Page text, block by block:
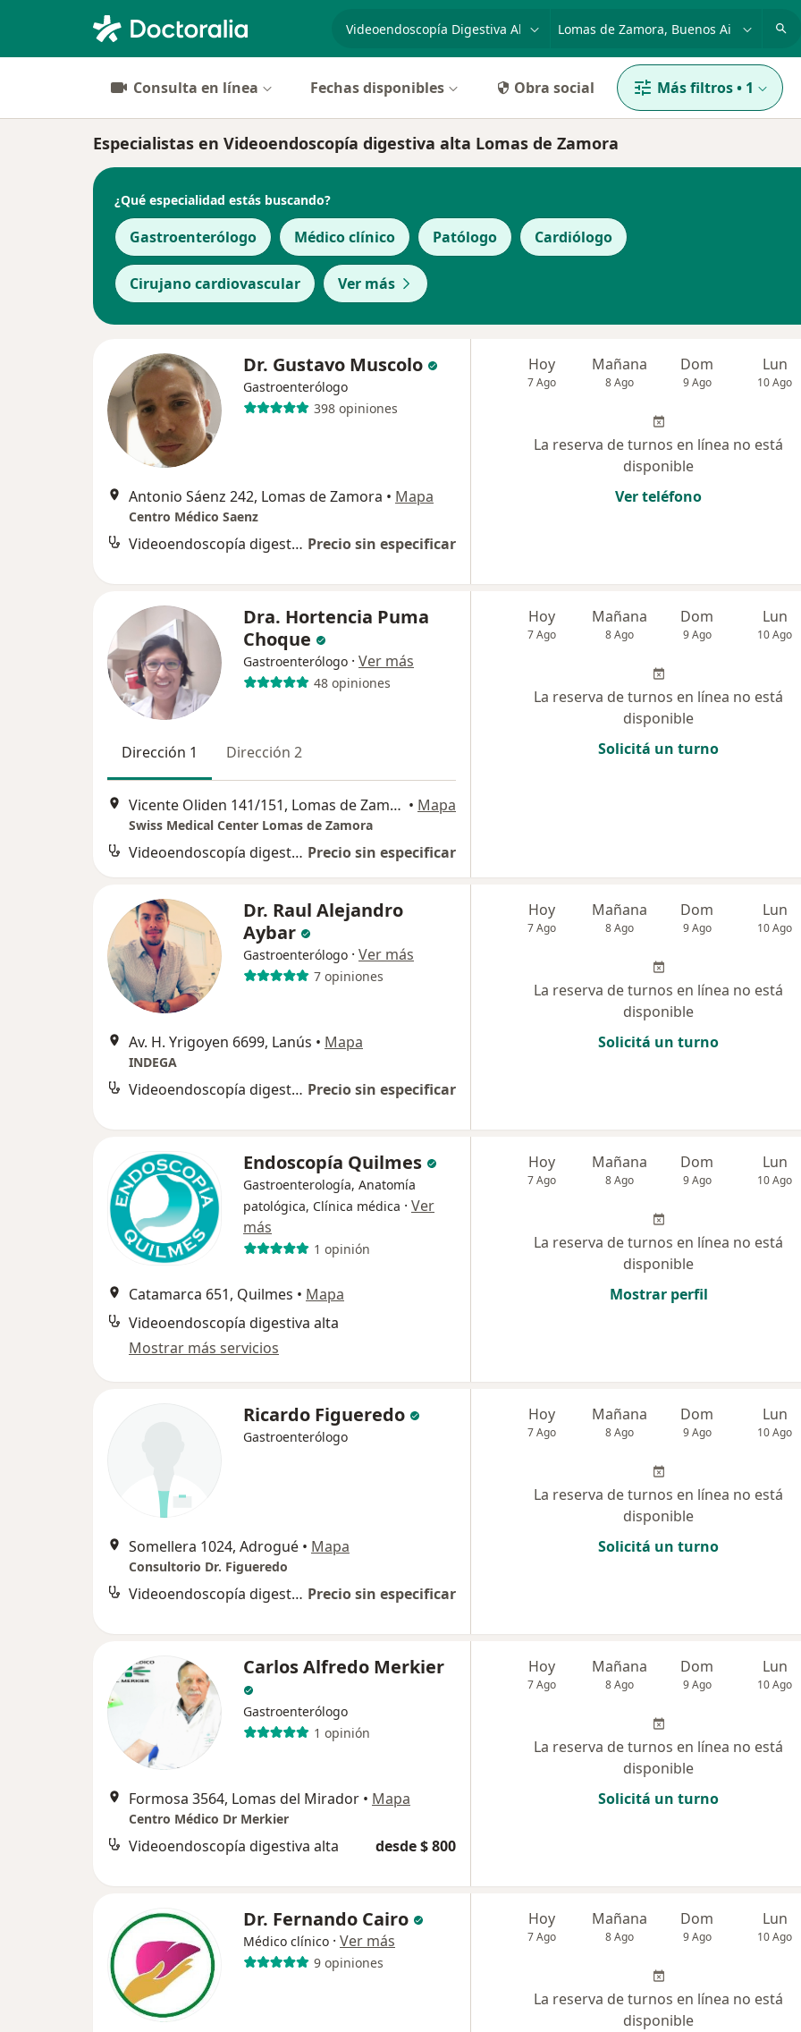
especialidad, enfermedad o nombre
Consulta en línea Fechas disponibles Obra social Más filtros• 1
Especialistas en Videoendoscopía digestiva alta Lomas de Zamora
¿Qué especialidad estás buscando?
Gastroenterólogo Médico clínico Patólogo Cardiólogo
Cirujano cardiovascular Ver más
Dr. Gustavo Muscolo
Gastroenterólogo
398 opiniones
Antonio Sáenz 242, Lomas de Zamora • Mapa
Centro Médico Saenz
Videoendoscopía digestiva alta Precio sin especificar
Hoy
7 Ago
Mañana
8 Ago
Dom
9 Ago
Lun
10 Ago
La reserva de turnos en línea no está
disponible
Ver teléfono
Dra. Hortencia Puma
Choque
Gastroenterólogo · Ver más
48 opiniones
Dirección 1 Dirección 2
Vicente Oliden 141/151, Lomas de Zamora • Mapa
Swiss Medical Center Lomas de Zamora
Videoendoscopía digestiva alta Precio sin especificar
Hoy
7 Ago
Mañana
8 Ago
Dom
9 Ago
Lun
10 Ago
La reserva de turnos en línea no está
disponible
Solicitá un turno
Dr. Raul Alejandro
Aybar
Gastroenterólogo · Ver más
7 opiniones
Av. H. Yrigoyen 6699, Lanús • Mapa
INDEGA
Videoendoscopía digestiva alta Precio sin especificar
Hoy
7 Ago
Mañana
8 Ago
Dom
9 Ago
Lun
10 Ago
La reserva de turnos en línea no está
disponible
Solicitá un turno
Endoscopía Quilmes
Gastroenterología, Anatomía
patológica, Clínica médica · Ver
más
1 opinión
Catamarca 651, Quilmes • Mapa
Videoendoscopía digestiva alta
Mostrar más servicios
Hoy
7 Ago
Mañana
8 Ago
Dom
9 Ago
Lun
10 Ago
La reserva de turnos en línea no está
disponible
Mostrar perfil
Ricardo Figueredo
Gastroenterólogo
Somellera 1024, Adrogué • Mapa
Consultorio Dr. Figueredo
Videoendoscopía digestiva alta Precio sin especificar
Hoy
7 Ago
Mañana
8 Ago
Dom
9 Ago
Lun
10 Ago
La reserva de turnos en línea no está
disponible
Solicitá un turno
Carlos Alfredo Merkier
Gastroenterólogo
1 opinión
Formosa 3564, Lomas del Mirador • Mapa
Centro Médico Dr Merkier
Videoendoscopía digestiva alta desde $ 800
Hoy
7 Ago
Mañana
8 Ago
Dom
9 Ago
Lun
10 Ago
La reserva de turnos en línea no está
disponible
Solicitá un turno
Dr. Fernando Cairo
Médico clínico · Ver más
9 opiniones
Hoy
7 Ago
Mañana
8 Ago
Dom
9 Ago
Lun
10 Ago
La reserva de turnos en línea no está
disponible